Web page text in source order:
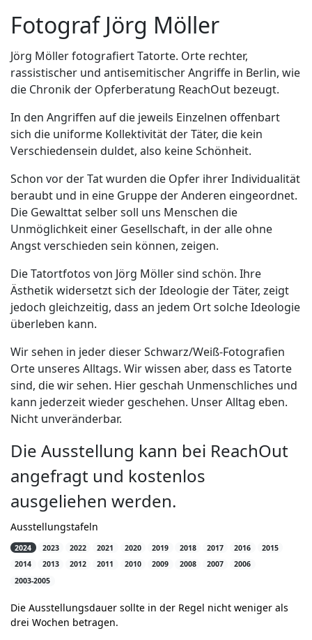
Fotograf Jörg Möller
Jörg Möller fotografiert Tatorte. Orte rechter,
rassistischer und antisemitischer Angriffe in Berlin, wie
die Chronik der Opferberatung ReachOut bezeugt.
In den Angriffen auf die jeweils Einzelnen offenbart
sich die uniforme Kollektivität der Täter, die kein
Verschiedensein duldet, also keine Schönheit.
Schon vor der Tat wurden die Opfer ihrer Individualität
beraubt und in eine Gruppe der Anderen eingeordnet.
Die Gewalttat selber soll uns Menschen die
Unmöglichkeit einer Gesellschaft, in der alle ohne
Angst verschieden sein können, zeigen.
Die Tatortfotos von Jörg Möller sind schön. Ihre
Ästhetik widersetzt sich der Ideologie der Täter, zeigt
jedoch gleichzeitig, dass an jedem Ort solche Ideologie
überleben kann.
Wir sehen in jeder dieser Schwarz/Weiß-Fotografien
Orte unseres Alltags. Wir wissen aber, dass es Tatorte
sind, die wir sehen. Hier geschah Unmenschliches und
kann jederzeit wieder geschehen. Unser Alltag eben.
Nicht unveränderbar.
Die Ausstellung kann bei ReachOut
angefragt und kostenlos
ausgeliehen werden.
Ausstellungstafeln
2024 2023 2022 2021 2020 2019 2018 2017 2016
2015
2014
2013 2012 2011 2010 2009 2008 2007
2006
2003-2005
Die Ausstellungsdauer sollte in der Regel nicht weniger als
drei Wochen betragen.